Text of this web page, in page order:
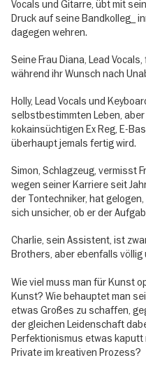
Vocals und Gitarre, übt mit
Druck auf seine Bandkolleg_
dagegen wehren.
Seine Frau Diana, Lead
während ihr Wunsch nach
Holly, Lead Vocals und
selbstbestimmten Leben,
kokainsüchtigen Ex Reg, E-
überhaupt jemals fertig wird.
Simon, Schlagzeug, vermisst
wegen seiner Karriere seit
der Tontechniker, hat
sich unsicher, ob er der
Charlie, sein Assistent, ist
Brothers, aber ebenfalls völlig
Wie viel muss man für Kunst
Kunst? Wie behauptet man
etwas Großes zu schaffen,
der gleichen Leidenschaft
Perfektionismus etwas kaputt
Private im kreativen Prozess?